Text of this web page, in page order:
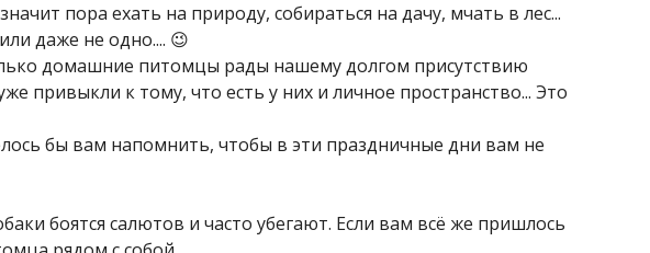
пора ехать на природу, собираться на дачу, мчать в лес...
даже не одно.... 😉
домашние питомцы рады нашему долгом присутствию
привыкли к тому, что есть у них и личное пространство... Это
бы вам напомнить, чтобы в эти праздничные дни вам не
боятся салютов и часто убегают. Если вам всё же пришлось